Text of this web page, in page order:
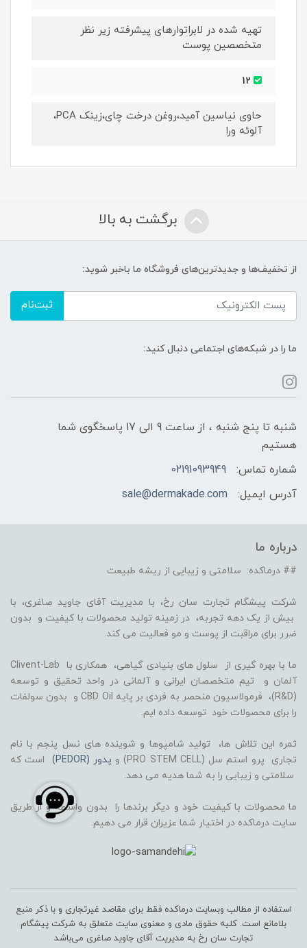
تهیه شده در لابراتوارهای پیشرفته زیر نظر
متخصصین پوست
حاوی نیاسین آمید،روغن درخت چای،زینک PCA،
آلوئه ورا
برگشت به بالا
از تخفیف‌ها و جدیدترین‌های فروشگاه ما باخبر شوید:
ثبت‌نام
ما را در شبکه‌های اجتماعی دنبال کنید:
شنبه تا پنج شنبه ، از ساعت 9 الی 17 پاسخگوی شما
هستیم
شماره تماس:
02191093949
آدرس ایمیل:
sale@dermakade.com
درباره ما
## درماکده: سلامتی و زیبایی از ریشه طبیعت
شرکت پیشگام تجارت سان رخ، با مدیریت آقای جاوید صاغری، با
بیش از یک دهه تجربه، در زمینه تولید محصولات با کیفیت و بدون
ضرر برای مراقبت از پوست و مو فعالیت می کند.
ما با بهره گیری از سلول های بنیادی گیاهی، همکاری با Clivent-Lab
آلمان و تیم متخصصان ایرانی و آلمانی در واحد تحقیق و توسعه
(R&D)، فرمولاسیون منحصر به فردی بر پایه CBD Oil و بدون سولفات
را برای محصولات خود توسعه داده ایم.
ثمره این تلاش ها، تولید شامپوها و شوینده های نسل پنجم با نام
تجاری پرو استم سل (PRO STEM CELL) و
پدور (PEDOR)
است که
سلامتی و زیبایی را به شما هدیه می دهد.
ما محصولات با کیفیت خود و دیگر برندها را بدون واسطه و از طریق
سایت درماکده در اختیار شما عزیران قرار می دهیم.
استفاده از مطالب وبسایت درماکده فقط برای مقاصد غیرتجاری و با ذکر منبع
بلامانع است. کلیه حقوق مادی و معنوی سایت متعلق به شرکت پیشگام
تجارت سان رخ به مدیریت آقای جاوید صاغری می‌باشد